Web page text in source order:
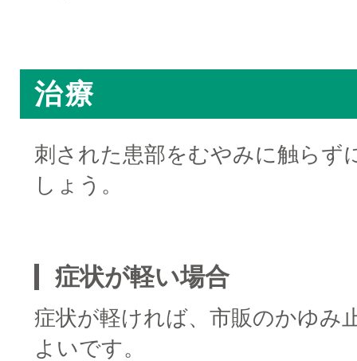
治療
刺された患部をむやみに触らず
しょう。
症状が軽い場合
症状が軽ければ、市販のかゆみ
よいです。